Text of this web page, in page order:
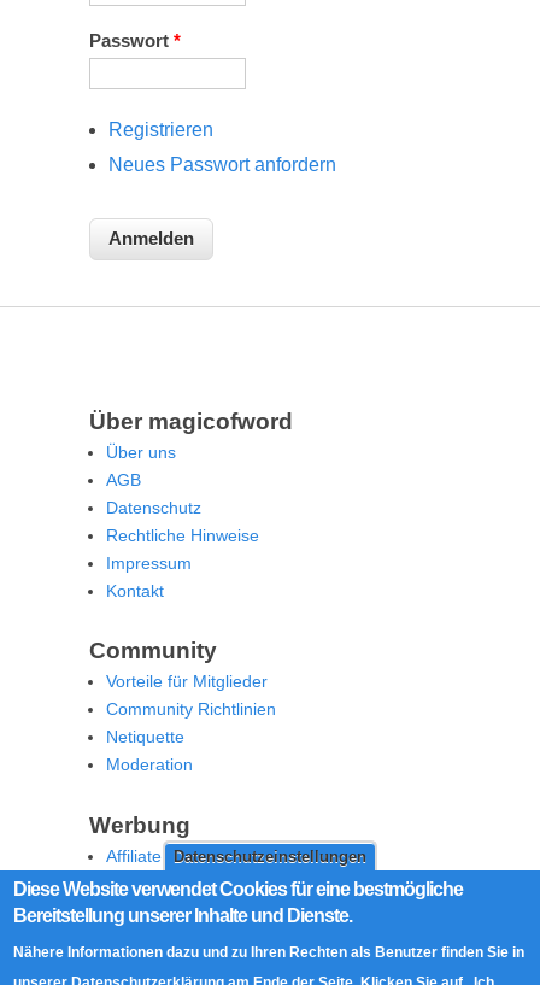
Datenschutzeinstellungen
Diese Website verwendet Cookies für eine bestmögliche
Bereitstellung unserer Inhalte und Dienste.
Nähere Informationen dazu und zu Ihren Rechten als Benutzer finden Sie in
Passwort *
Registrieren
Neues Passwort anfordern
Über magicofword
Über uns
AGB
Datenschutz
Rechtliche Hinweise
Impressum
Kontakt
Community
Vorteile für Mitglieder
Community Richtlinien
Netiquette
Moderation
Werbung
Affiliate Offenlegung
Werben Sie auf MoW
Social Media
RSS Feed